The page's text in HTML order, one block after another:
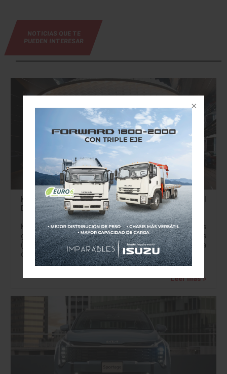
NOTICIAS QUE TE
PUEDEN INTERESAR
KIA Beat 360 obtiene el reconocimiento “International
Design Excellence Award”
KIA Motors ha sido declarada como una de las marcas
ganadoras en los International Design Excellence Awards
(IDEA), asegurando otro prestigioso galardón para su área
de diseño. El exclusivo espacio…
Leer más »